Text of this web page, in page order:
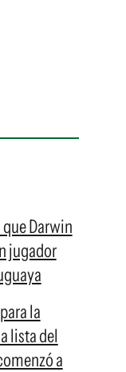
Darwin
jugador
la
lista del
a